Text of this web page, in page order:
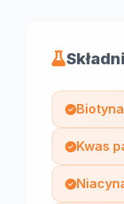
Biotyna
Kwas